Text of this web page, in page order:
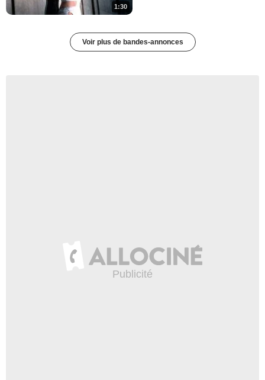
1:30
Voir plus de bandes-annonces